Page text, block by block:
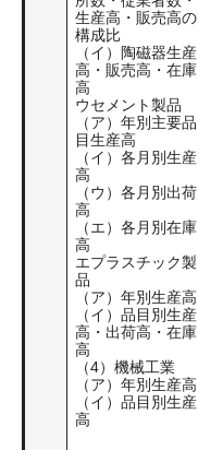
生産高・販売高の
構成比
（イ）陶磁器生産
高・販売高・在庫
高
ウセメント製品
（ア）年別主要品
目生産高
（イ）各月別生産
高
（ウ）各月別出荷
高
（エ）各月別在庫
高
エプラスチック製
品
（ア）年別生産高
（イ）品目別生産
高・出荷高・在庫
高
（4）機械工業
（ア）年別生産高
（イ）品目別生産
高